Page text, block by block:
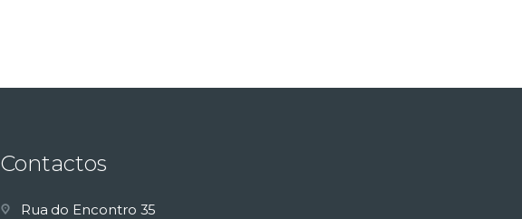
Contactos
Rua do Encontro 35